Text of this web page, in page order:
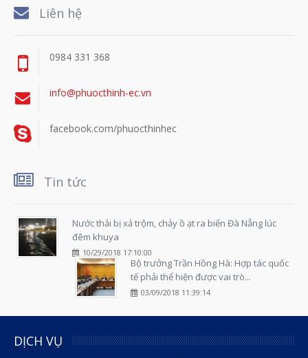
Liên hệ
0984 331 368
info@phuocthinh-ec.vn
facebook.com/phuocthinhec
Tin tức
Nước thải bị xả trộm, chảy ồ ạt ra biển Đà Nẵng lúc
đêm khuya
10/29/2018 17:10:00
Bộ trưởng Trần Hồng Hà: Hợp tác quốc
tế phải thể hiện được vai trò...
03/09/2018 11:39:14
DỊCH VỤ